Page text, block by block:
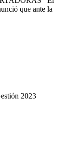
que ante la
2023